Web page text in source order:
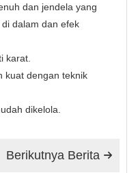
dan jendela yang
dalam dan efek
karat.
kuat dengan teknik
dikelola.

Berikutnya Berita